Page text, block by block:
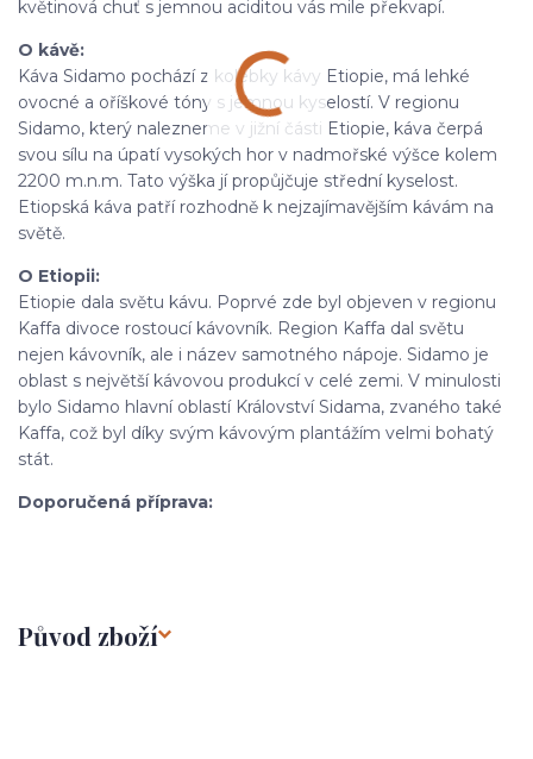
květinová chuť s jemnou aciditou vás mile překvapí.
O kávě:
Káva Sidamo pochází z kolébky kávy Etiopie, má lehké
ovocné a oříškové tóny s jemnou kyselostí. V regionu
Sidamo, který nalezneme v jižní části Etiopie, káva čerpá
svou sílu na úpatí vysokých hor v nadmořské výšce kolem
2200 m.n.m. Tato výška jí propůjčuje střední kyselost.
Etiopská káva patří rozhodně k nejzajímavějším kávám na
světě.
O Etiopii:
Etiopie dala světu kávu. Poprvé zde byl objeven v regionu
Kaffa divoce rostoucí kávovník. Region Kaffa dal světu
nejen kávovník, ale i název samotného nápoje. Sidamo je
oblast s největší kávovou produkcí v celé zemi. V minulosti
bylo Sidamo hlavní oblastí Království Sidama, zvaného také
Kaffa, což byl díky svým kávovým plantážím velmi bohatý
stát.
Doporučená příprava:
Původ zboží